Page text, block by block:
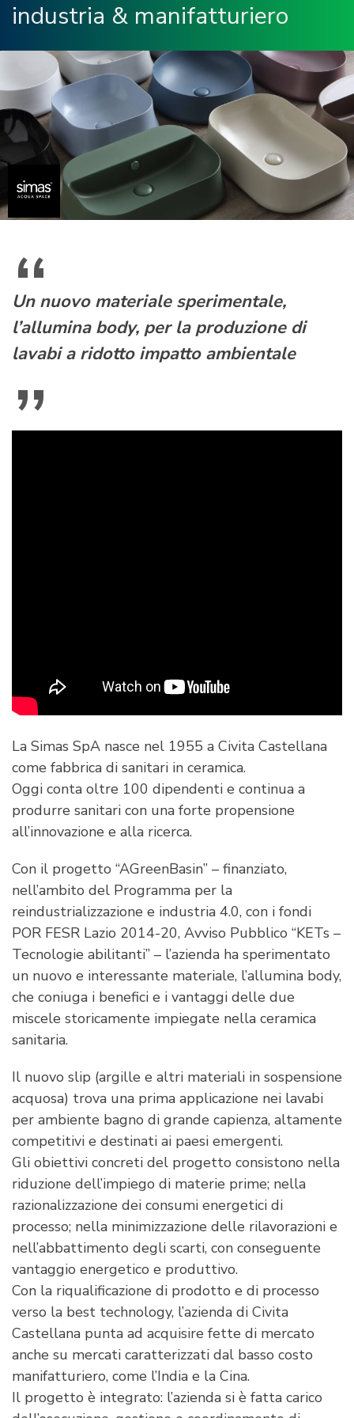
industria & manifatturiero
Un nuovo materiale sperimentale,
l’allumina body, per la produzione di
lavabi a ridotto impatto ambientale
La Simas SpA nasce nel 1955 a Civita Castellana
come fabbrica di sanitari in ceramica.
Oggi conta oltre 100 dipendenti e continua a
produrre sanitari con una forte propensione
all’innovazione e alla ricerca.
Con il progetto “AGreenBasin” – finanziato,
nell’ambito del Programma per la
reindustrializzazione e industria 4.0, con i fondi
POR FESR Lazio 2014-20, Avviso Pubblico “KETs –
Tecnologie abilitanti” – l’azienda ha sperimentato
un nuovo e interessante materiale, l’allumina body,
che coniuga i benefici e i vantaggi delle due
miscele storicamente impiegate nella ceramica
sanitaria.
Il nuovo slip (argille e altri materiali in sospensione
acquosa) trova una prima applicazione nei lavabi
per ambiente bagno di grande capienza, altamente
competitivi e destinati ai paesi emergenti.
Gli obiettivi concreti del progetto consistono nella
riduzione dell’impiego di materie prime; nella
razionalizzazione dei consumi energetici di
processo; nella minimizzazione delle rilavorazioni e
nell’abbattimento degli scarti, con conseguente
vantaggio energetico e produttivo.
Con la riqualificazione di prodotto e di processo
verso la best technology, l’azienda di Civita
Castellana punta ad acquisire fette di mercato
anche su mercati caratterizzati dal basso costo
manifatturiero, come l’India e la Cina.
Il progetto è integrato: l’azienda si è fatta carico